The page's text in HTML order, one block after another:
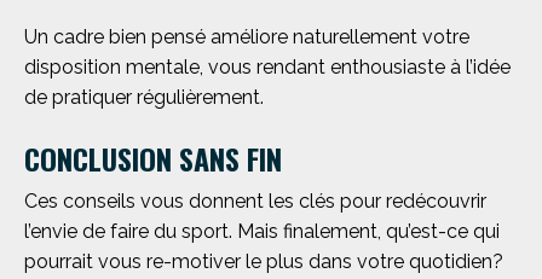
Un cadre bien pensé améliore naturellement votre
disposition mentale, vous rendant enthousiaste à l’idée
de pratiquer régulièrement.
CONCLUSION SANS FIN
Ces conseils vous donnent les clés pour redécouvrir
l’envie de faire du sport. Mais finalement, qu’est-ce qui
pourrait vous re-motiver le plus dans votre quotidien?